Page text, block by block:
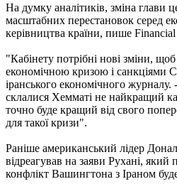
На думку аналітиків, зміна глави
масштабних перестановок серед
керівництва країни, пише
"Кабінету потрібні нові зміни,
економічною кризою і санкціями
іранського економічного
склалися Хемматі не найкращий
точно буде кращий від свого
для такоїкризи".
Раніше американський лідер
відреагував на заяви Рухані,
конфлікт Вашингтона з Іраном